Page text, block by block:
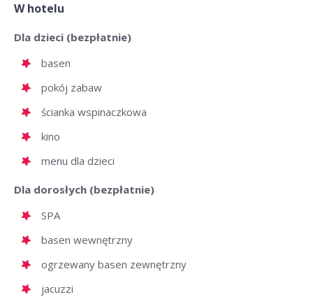
W hotelu
Dla dzieci (bezpłatnie)
basen
pokój zabaw
ścianka wspinaczkowa
kino
menu dla dzieci
Dla dorosłych (bezpłatnie)
SPA
basen wewnętrzny
ogrzewany basen zewnętrzny
jacuzzi